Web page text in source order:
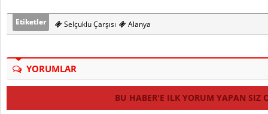
Etiketler Selçuklu Çarşısı Alanya
YORUMLAR
BU HABER'E ILK YORUM YAPAN SIZ